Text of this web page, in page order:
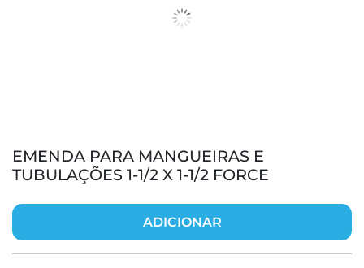
EMENDA PARA MANGUEIRAS E
TUBULAÇÕES 1-1/2 X 1-1/2 FORCE
ADICIONAR